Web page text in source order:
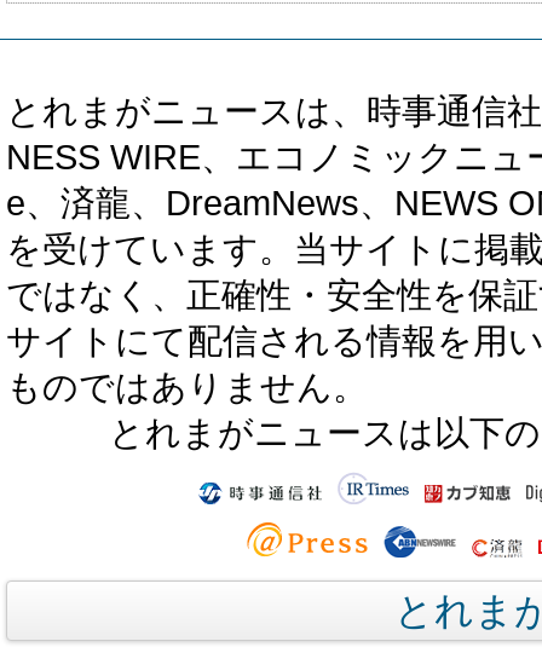
とれまがニュースは、時事通信
NESS WIRE、エコノミックニ
e、済龍、DreamNews、NEWS
を受けています。当サイトに掲
ではなく、正確性・安全性を保
サイトにて配信される情報を用
ものではありません。
とれまがニュースは以下
とれま